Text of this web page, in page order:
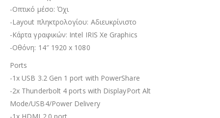
-Οπτικό μέσο: Όχι
-Layout πληκτρολογίου: Αδιευκρίνιστo
-Κάρτα γραφικών: Intel IRIS Xe Graphics
-Οθόνη: 14″ 1920 x 1080
Ports
-1x USB 3.2 Gen 1 port with PowerShare
-2x Thunderbolt 4 ports with DisplayPort Alt
Mode/USB4/Power Delivery